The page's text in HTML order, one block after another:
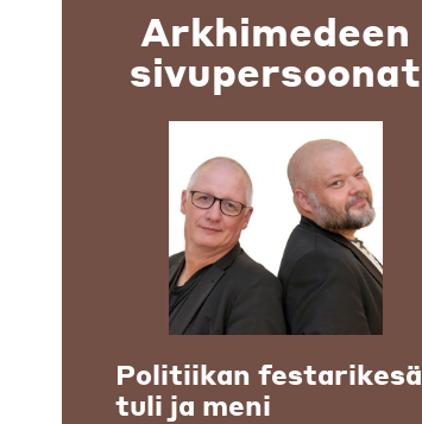
Arkhimedeen
sivupersoonat
Politiikan festarikesä
tuli ja meni